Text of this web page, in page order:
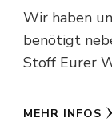
Wir haben
benötigt
Stoff Eurer
MEHR INFOS